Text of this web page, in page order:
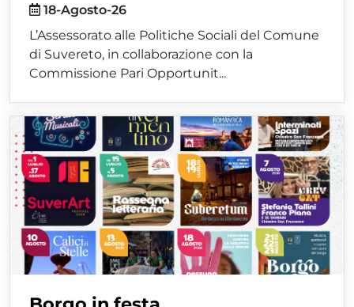
18-Agosto-26
L’Assessorato alle Politiche Sociali del Comune
di Suvereto, in collaborazione con la
Commissione Pari Opportunit...